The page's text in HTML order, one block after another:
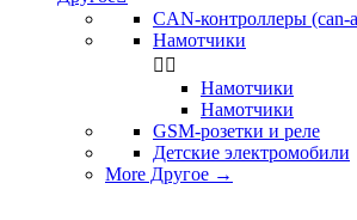
CAN-контроллеры (can-
Намотчики
 
Намотчики
Намотчики
GSM-розетки и реле
Детские электромобили
More Другое →